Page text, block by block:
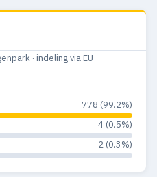
· indeling via EU
778 (99.2%)
4 (0.5%)
2 (0.3%)